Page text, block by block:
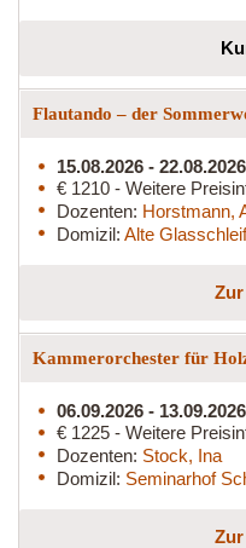
Flautando – der
15.08.2026 - 22.08.2026
€ 1210 - Weitere
Dozenten: Horstmann,
Domizil: Alte
Kammerorchester für
06.09.2026 - 13.09.2026
€ 1225 - Weitere
Dozenten: Stock, Ina
Domizil: Seminarhof